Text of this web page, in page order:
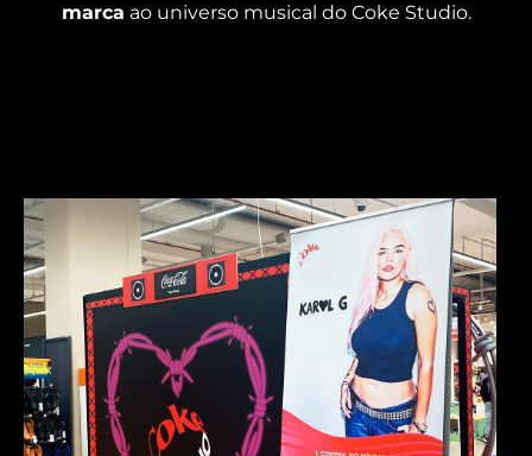
marca ao universo musical do Coke Studio.